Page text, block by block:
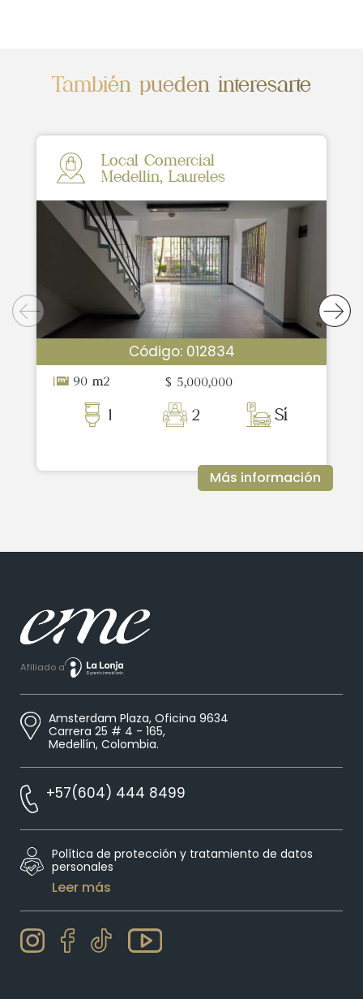
También pueden interesarte
Local Comercial
Medellin, Laureles
Código: 012834
90 m2 $ 5,000,000
1 2 Sí
Más información
Afiliado a
Amsterdam Plaza, Oficina 9634
Carrera 25 # 4 - 165,
Medellín, Colombia.
+57(604) 444 8499
Política de protección y tratamiento de datos
personales
Leer más